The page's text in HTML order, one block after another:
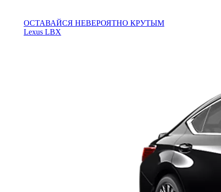
ОСТАВАЙСЯ НЕВЕРОЯТНО КРУТЫМ
Lexus LBX